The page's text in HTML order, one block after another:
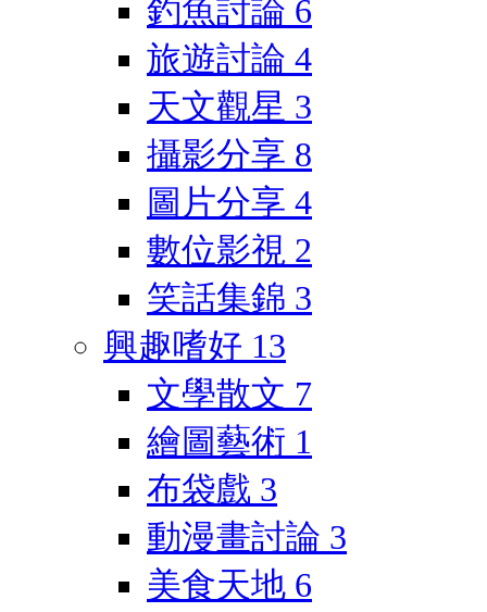
釣魚討論 6
旅遊討論 4
天文觀星 3
攝影分享 8
圖片分享 4
數位影視 2
笑話集錦 3
興趣嗜好 13
文學散文 7
繪圖藝術 1
布袋戲 3
動漫畫討論 3
美食天地 6